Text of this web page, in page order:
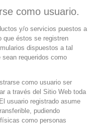
como usuario.
y/o servicios puestos a
que éstos se registren
dispuestos a tal
requeridos como
como usuario ser
a través del Sitio Web toda
usuario registrado asume
pudiendo
como personas